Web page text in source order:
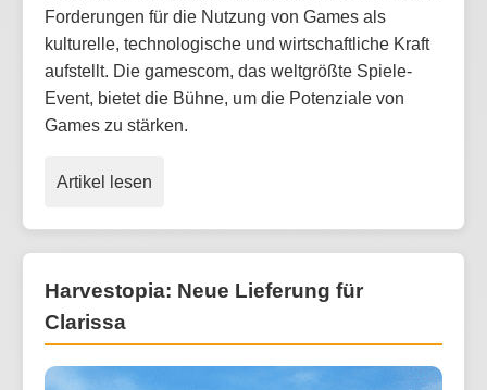
Forderungen für die Nutzung von Games als
kulturelle, technologische und wirtschaftliche Kraft
aufstellt. Die gamescom, das weltgrößte Spiele-
Event, bietet die Bühne, um die Potenziale von
Games zu stärken.
Artikel lesen
Harvestopia: Neue Lieferung für
Clarissa